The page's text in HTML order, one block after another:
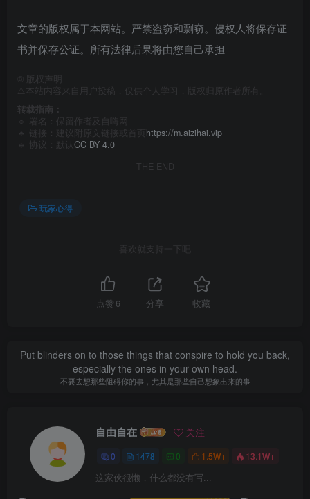
文章的版权属于本网站。严禁盗窃和剽窃。侵权人将保存证
书并保存公证。所有法律后果将由您自己承担
版权声明
⚠️本站内容来自用户投稿，仅供个人学习，版权归原作者所有。
转载指南：
🔹 署名：保留作者及
自嗨网
🔹 链接：建议附原文链接或首页 https://m.aizihai.vip
🔹 协议：默认 CC BY 4.0
THE END
玩家心得
喜欢就支持一下吧
点赞 6 分享 收藏
Put blinders on to those things that conspire to hold you back,
especially the ones in your own head.
不要去想那些阻碍你的事，尤其是那些自己想象出来的事
自由自在 关注
0 1478 0 1.5W+ 13.1W+
这家伙很懒，什么都没有写...